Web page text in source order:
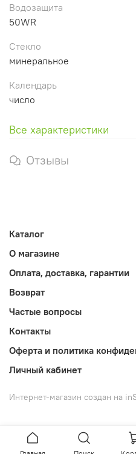
Водозащита
50WR
Стекло
минеральное
Календарь
число
Все характеристики
Отзывы
Каталог
О магазине
Оплата, доставка, гарантии
Возврат
Частые вопросы
Контакты
Оферта и политика
Личный кабинет
Интернет-магазин создан на